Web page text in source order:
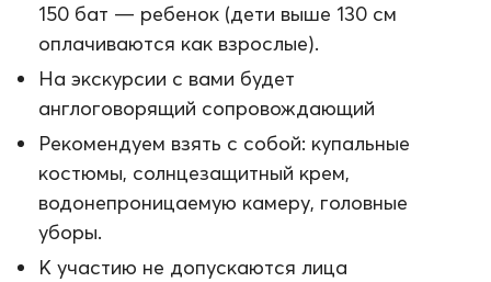
150 бат — ребенок (дети выше 130 см
оплачиваются как взрослые).
На экскурсии с вами будет
англоговорящий сопровождающий
Рекомендуем взять с собой: купальные
костюмы, солнцезащитный крем,
водонепроницаемую камеру, головные
уборы.
К участию не допускаются лица